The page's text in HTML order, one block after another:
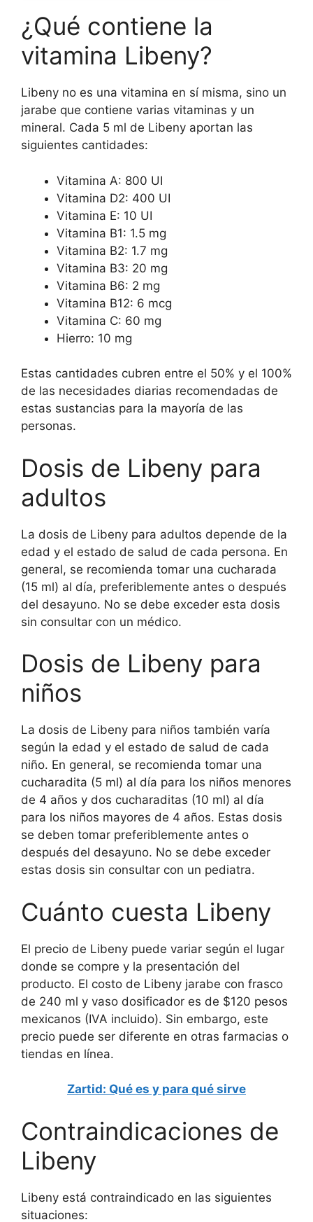
¿Qué contiene la
vitamina Libeny?
Libeny no es una vitamina en sí misma, sino un
jarabe que contiene varias vitaminas y un
mineral. Cada 5 ml de Libeny aportan las
siguientes cantidades:
Vitamina A: 800 UI
Vitamina D2: 400 UI
Vitamina E: 10 UI
Vitamina B1: 1.5 mg
Vitamina B2: 1.7 mg
Vitamina B3: 20 mg
Vitamina B6: 2 mg
Vitamina B12: 6 mcg
Vitamina C: 60 mg
Hierro: 10 mg
Estas cantidades cubren entre el 50% y el 100%
de las necesidades diarias recomendadas de
estas sustancias para la mayoría de las
personas.
Dosis de Libeny para
adultos
La dosis de Libeny para adultos depende de la
edad y el estado de salud de cada persona. En
general, se recomienda tomar una cucharada
(15 ml) al día, preferiblemente antes o después
del desayuno. No se debe exceder esta dosis
sin consultar con un médico.
Dosis de Libeny para
niños
La dosis de Libeny para niños también varía
según la edad y el estado de salud de cada
niño. En general, se recomienda tomar una
cucharadita (5 ml) al día para los niños menores
de 4 años y dos cucharaditas (10 ml) al día
para los niños mayores de 4 años. Estas dosis
se deben tomar preferiblemente antes o
después del desayuno. No se debe exceder
estas dosis sin consultar con un pediatra.
Cuánto cuesta Libeny
El precio de Libeny puede variar según el lugar
donde se compre y la presentación del
producto. El costo de Libeny jarabe con frasco
de 240 ml y vaso dosificador es de $120 pesos
mexicanos (IVA incluido). Sin embargo, este
precio puede ser diferente en otras farmacias o
tiendas en línea.
Zartid: Qué es y para qué sirve
Contraindicaciones de
Libeny
Libeny está contraindicado en las siguientes
situaciones: